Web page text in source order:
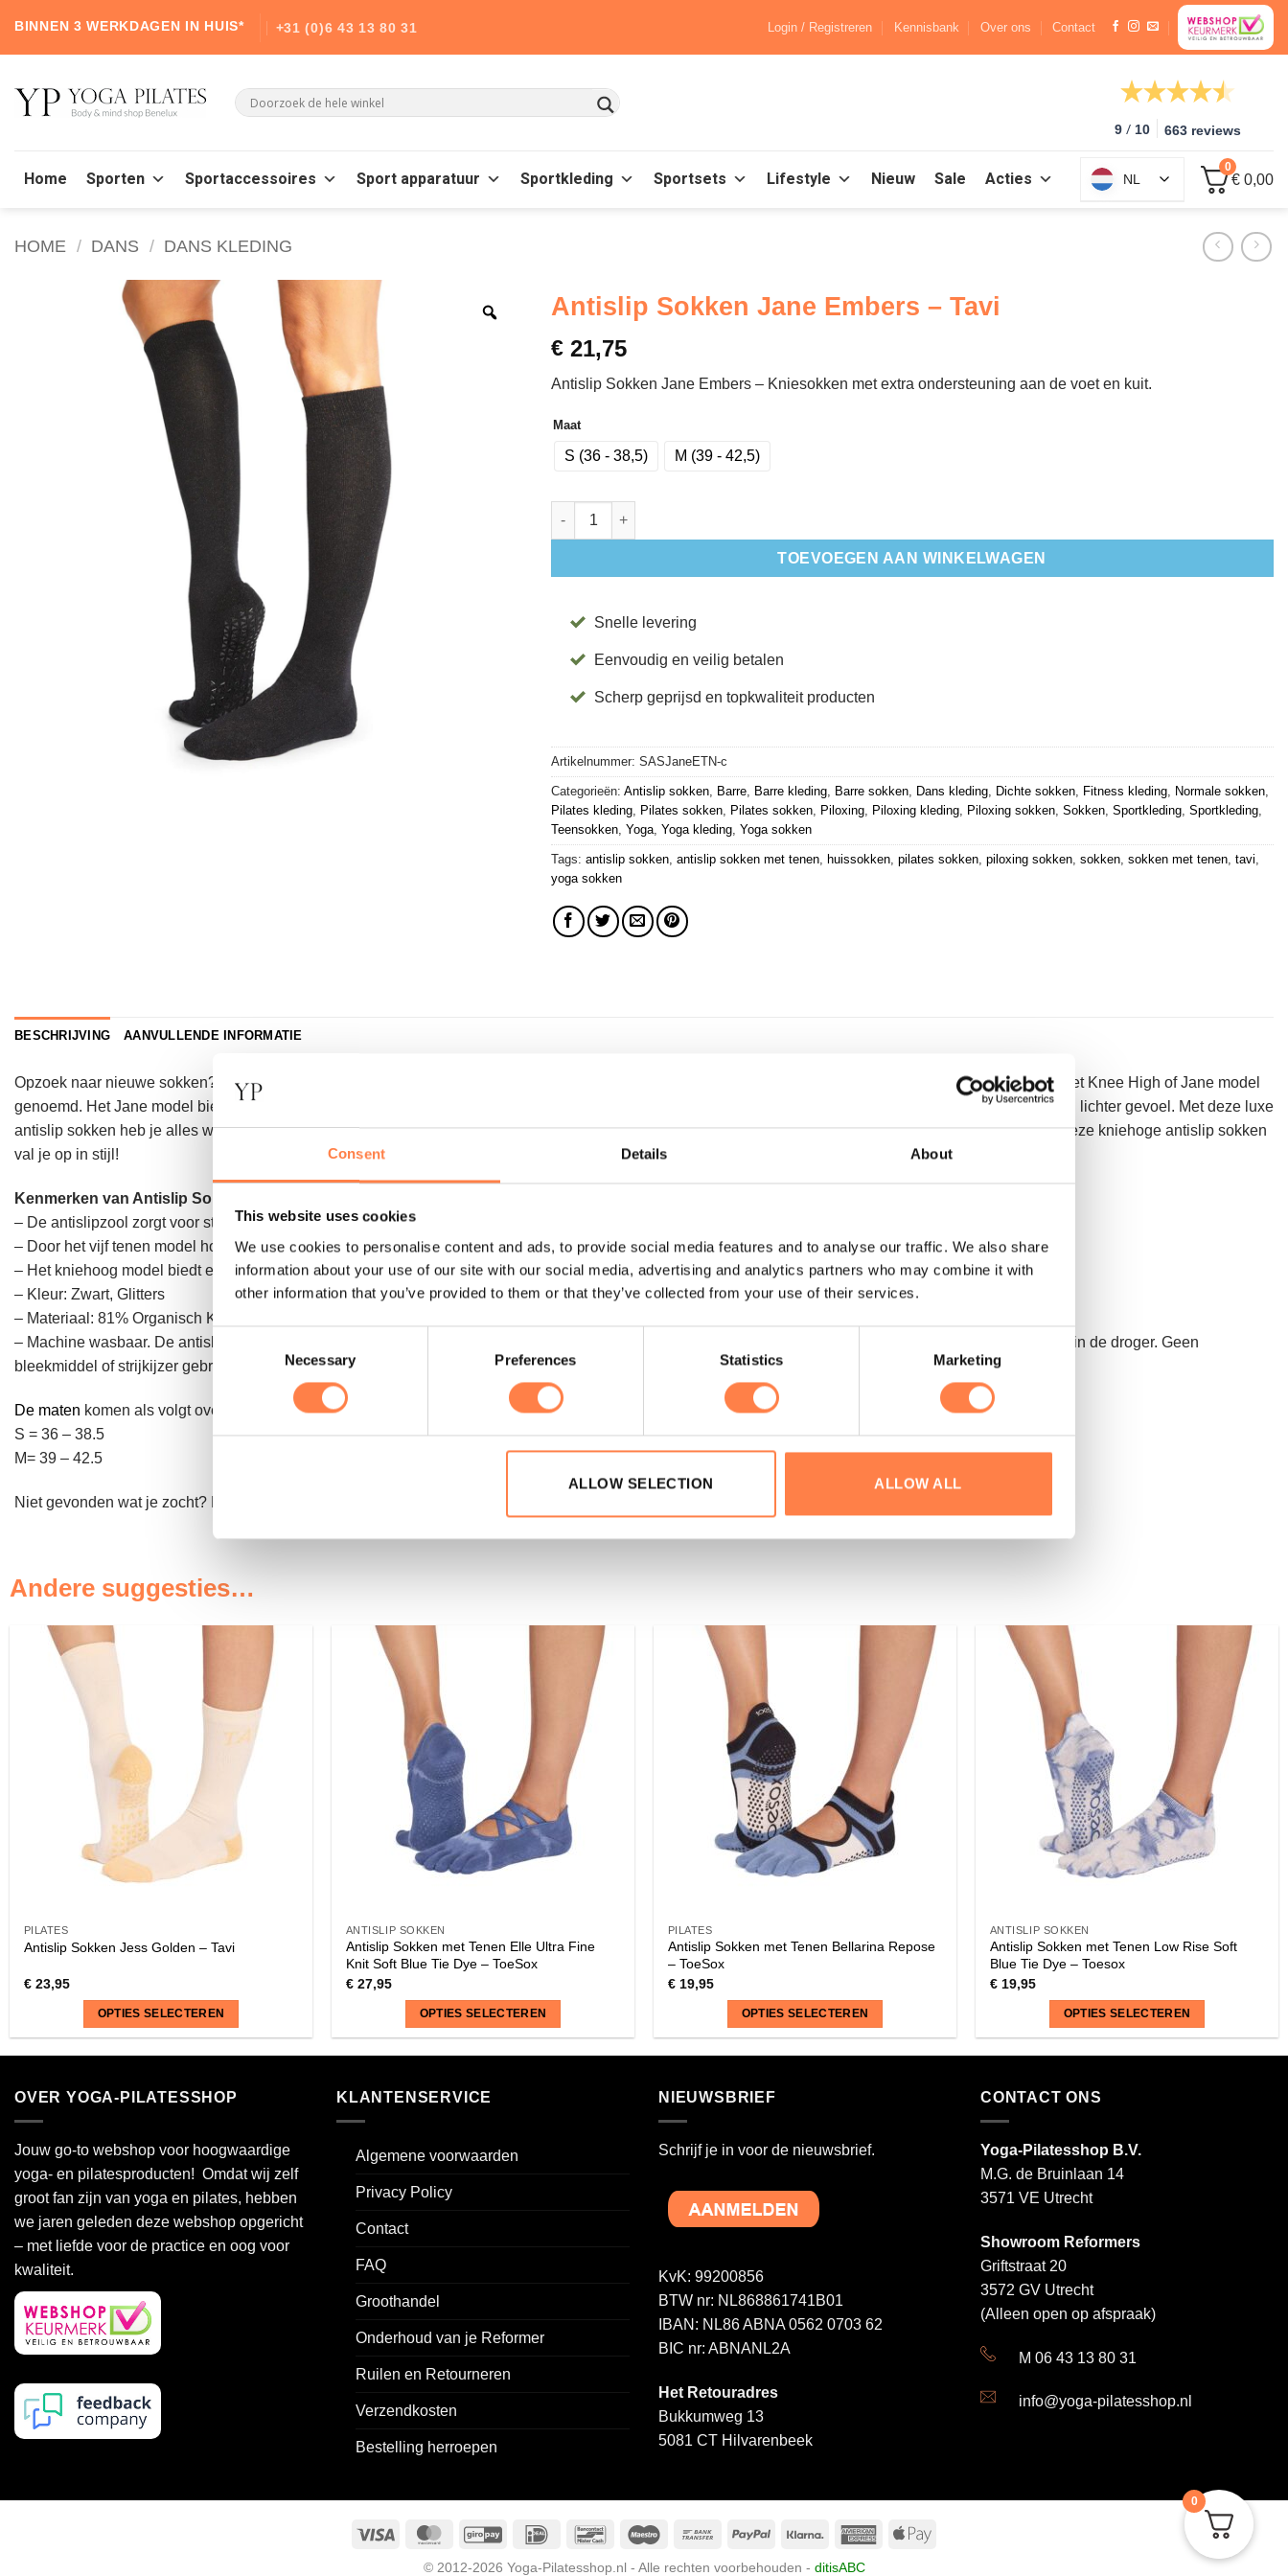
Consent Details About
This website uses cookies
We use cookies to personalise content and ads, to provide social media features and to analyse our traffic. We also share
information about your use of our site with our social media, advertising and analytics partners who may combine it with
other information that you’ve provided to them or that they’ve collected from your use of their services.
Consent
Selection
Necessary Preferences Statistics Marketing
ALLOW SELECTION ALLOW ALL
content
BINNEN 3 WERKDAGEN IN HUIS* +31 (0)6 43 13 80 31 Login / Registreren Kennisbank Over ons Contact
9 / 10 663 reviews
Home Sporten Sportaccessoires Sport apparatuur Sportkleding Sportsets Lifestyle Nieuw Sale Acties NL
0
€ 0,00
HOME / DANS / DANS KLEDING
Antislip Sokken Jane Embers – Tavi
€ 21,75
Antislip Sokken Jane Embers – Kniesokken met extra ondersteuning aan de voet en kuit.
Maat
S (36 - 38,5) M (39 - 42,5)
Antislip Sokken Jane Embers - Tavi aantal
TOEVOEGEN AAN WINKELWAGEN
Snelle levering
Eenvoudig en veilig betalen
Scherp geprijsd en topkwaliteit producten
Artikelnummer: SASJaneETN-c
Categorieën: Antislip sokken, Barre, Barre kleding, Barre sokken, Dans kleding, Dichte sokken, Fitness kleding, Normale sokken,
Pilates kleding, Pilates sokken, Pilates sokken, Piloxing, Piloxing kleding, Piloxing sokken, Sokken, Sportkleding, Sportkleding,
Teensokken, Yoga, Yoga kleding, Yoga sokken
Tags: antislip sokken, antislip sokken met tenen, huissokken, pilates sokken, piloxing sokken, sokken, sokken met tenen, tavi,
yoga sokken
BESCHRIJVING AANVULLENDE INFORMATIE
Opzoek naar nieuwe sokken? Bekijk deze
Tavi! Deze kniesokken lopen helemaal op tot onder de knie, ook wel het Knee High of Jane model
genoemd. Het Jane model biedt extra comfort en een zachte druk om je kuiten en voeten. Dit ondersteunt je onderbenen en geeft je benen bij het optillen een lichter gevoel. Met deze luxe
antislip sokken heb je alles wat je nodig hebt om pilates, barre, yoga of elke andere activiteit op blote voeten die je maar kunt bedenken kan uitvoeren. Met deze kniehoge antislip sokken
val je op in stijl!
Kenmerken van Antislip Sokken Jane Embers – Tavi:
– De antislipzool zorgt voor stevige grip op elke oppervlakte;
– Door het vijf tenen model houd je de tenen bewegelijk en de spreiding van de tenen natuurlijk;
– Het kniehoog model biedt extra ondersteuning aan de voet en kuit;
– Kleur: Zwart, Glitters
– Materiaal: 81% Organisch Katoen, 16% Nylon, 2% Elastaan, 1% Elastodiene;
– Machine wasbaar. De antislip sokken moeten binnenste buiten gewassen worden in een zachte cyclus. Op het droogrek laten drogen of op een lage stand in de droger. Geen
bleekmiddel of strijkijzer gebruiken, dit kan namelijk de sok beschadigen.
De maten komen als volgt overeen met schoenmaten:
S = 36 – 38.5
M= 39 – 42.5
Niet gevonden wat je zocht? Bekijk
Andere suggesties…
PILATES
Antislip Sokken Jess Golden – Tavi
€23,95
OPTIES SELECTEREN
heeft
Deze
optie
kan
gekozen
worden
op
de
productpagina
ANTISLIP SOKKEN
Antislip Sokken met Tenen Elle Ultra Fine
Knit Soft Blue Tie Dye – ToeSox
€27,95
OPTIES SELECTEREN
heeft
Deze
kan
gekozen
op
productpagina
PILATES
Antislip Sokken met Tenen Bellarina Repose
– ToeSox
€19,95
OPTIES SELECTEREN
heeft
Deze
kan
gekozen
op
ANTISLIP SOKKEN
Antislip Sokken met Tenen Low Rise Soft
Blue Tie Dye – Toesox
€19,95
OPTIES SELECTEREN
heeft
Deze
optie
kan
worden
op
de
productpagina
OVER YOGA-PILATESSHOP
Jouw go-to webshop voor hoogwaardige
yoga- en pilatesproducten! Omdat wij zelf
groot fan zijn van yoga en pilates, hebben
we jaren geleden deze webshop opgericht
– met liefde voor de practice en oog voor
kwaliteit.
KLANTENSERVICE
Algemene voorwaarden
Privacy Policy
Contact
FAQ
Groothandel
Onderhoud van je Reformer
Ruilen en Retourneren
Verzendkosten
Bestelling herroepen
NIEUWSBRIEF
Schrijf je in voor de nieuwsbrief.
KvK: 99200856
BTW nr: NL868861741B01
IBAN: NL86 ABNA 0562 0703 62
BIC nr: ABNANL2A
Het Retouradres
Bukkumweg 13
5081 CT Hilvarenbeek
CONTACT ONS
Yoga-Pilatesshop B.V.
M.G. de Bruinlaan 14
3571 VE Utrecht
Showroom Reformers
Griftstraat 20
3572 GV Utrecht
(Alleen open op afspraak)
M 06 43 13 80 31
info@yoga-pilatesshop.nl
Visa MasterCardGiroPay IDeal BancontactMaestro
Bank
PayPal Klarna
AmericanApple
© 2012-2026 Yoga-Pilatesshop.nl - Alle rechten voorbehouden - ditisABC
0